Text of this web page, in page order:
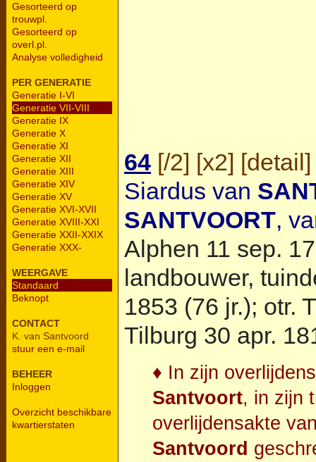
Gesorteerd op
trouwpl.
Gesorteerd op
overl.pl.
Analyse volledigheid
PER GENERATIE
Generatie I-VI
Generatie VII-VIII
Generatie IX
Generatie X
Generatie XI
Generatie XII
Generatie XIII
Generatie XIV
Generatie XV
Generatie XVI-XVII
Generatie XVIII-XXI
Generatie XXII-XXIX
Generatie XXX-
WEERGAVE
Standaard
Beknopt
CONTACT
K. van Santvoord
stuur een e-mail
BEHEER
Inloggen
Overzicht beschikbare
kwartierstaten
64 [/2] [x2] [detail]
Siardus van
SANTVOORT,
Alphen 11 sep.
landbouwer,
1853 (76 jr.); otr.
Tilburg 30 apr.
♦ In zijn
Santvoort, in zijn
overlijdensakte
Santvoord